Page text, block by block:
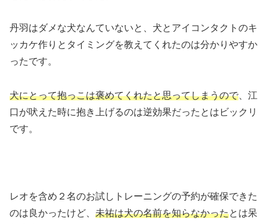
丹羽はダメな犬なんていないと、犬とアイコンタクトのキ
ッカケ作りとタイミングを教えてくれたのは分かりやすか
ったです。
犬にとって抱っこは褒めてくれたと思ってしまうので 、江
口が吠えた時に抱き上げるのは逆効果だったとはビックリ
です。
レオを含め２名のお試しトレーニングの予約が確保できた
のは良かったけど、 未祐は犬の名前を知らなかったとは呆